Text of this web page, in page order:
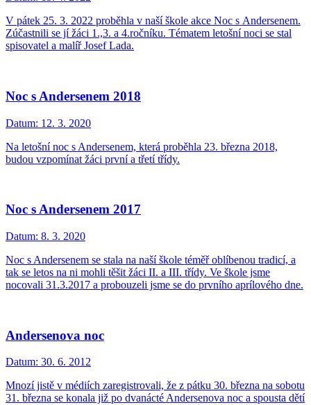
V pátek 25. 3. 2022 proběhla v naší škole akce Noc s Andersenem.
Zúčastnili se jí žáci 1.,3. a 4.ročníku. Tématem letošní noci se stal
spisovatel a malíř Josef Lada.
Noc s Andersenem 2018
Datum: 12. 3. 2020
Na letošní noc s Andersenem, která proběhla 23. března 2018,
budou vzpomínat žáci první a třetí třídy.
Noc s Andersenem 2017
Datum: 8. 3. 2020
Noc s Andersenem se stala na naší škole téměř oblíbenou tradicí, a
tak se letos na ni mohli těšit žáci II. a III. třídy. Ve škole jsme
nocovali 31.3.2017 a probouzeli jsme se do prvního aprílového dne.
Andersenova noc
Datum: 30. 6. 2012
Mnozí jistě v médiích zaregistrovali, že z pátku 30. března na sobotu
31. března se konala již po dvanácté Andersenova noc a spousta dětí